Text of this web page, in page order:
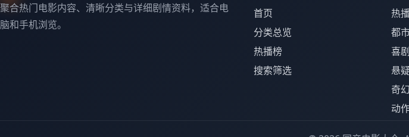
聚合热门电影内容、清晰分类与详细剧情资料，适合电
脑和手机浏览。
首页
分类总览
热播榜
搜索筛选
热
都
喜
悬
奇
动